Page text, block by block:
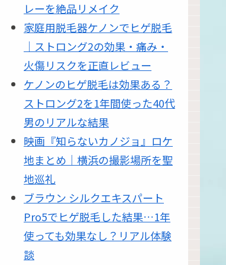
レーを絶品リメイク
家庭用脱毛器ケノンでヒゲ脱毛
｜ストロング2の効果・痛み・
火傷リスクを正直レビュー
ケノンのヒゲ脱毛は効果ある？
ストロング2を1年間使った40代
男のリアルな結果
映画『知らないカノジョ』ロケ
地まとめ｜横浜の撮影場所を聖
地巡礼
ブラウン シルクエキスパート
Pro5でヒゲ脱毛した結果…1年
使っても効果なし？リアル体験
談